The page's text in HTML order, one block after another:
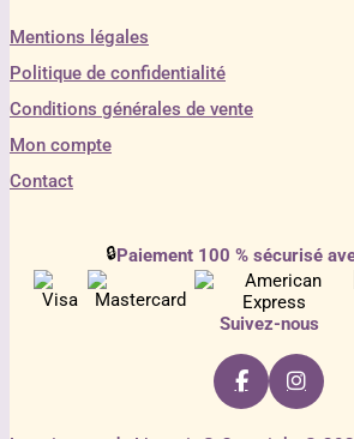
Mentions légales
Politique de confidentialité
Conditions générales de vente
Mon compte
Contact
🔒Paiement 100 % sécurisé
Suivez-nous